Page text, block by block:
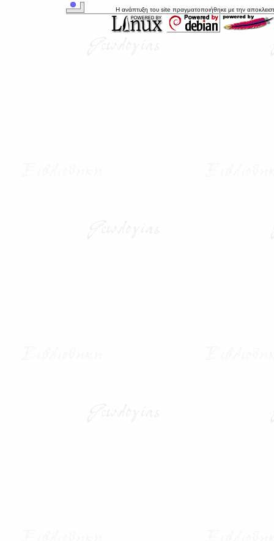
Η ανάπτυξη του site πραγματοποιήθηκε με την